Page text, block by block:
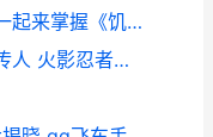
《饥荒》中影怪打法详细解答（一起来掌握《饥荒》中如何应对影怪的方式吧 饥荒影怪刷新机制
火影忍者新春雏田（一代风影的传人 火影忍者新春雏田立绘